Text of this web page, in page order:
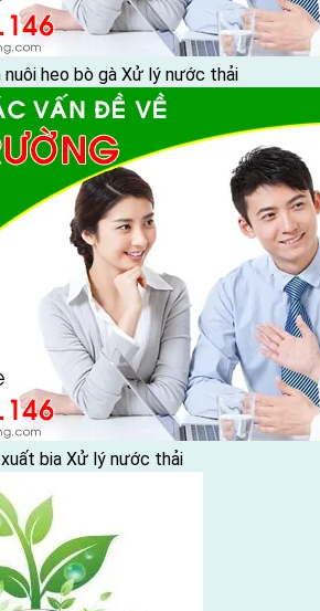
heo bò gà Xử lý nước thải
bia Xử lý nước thải